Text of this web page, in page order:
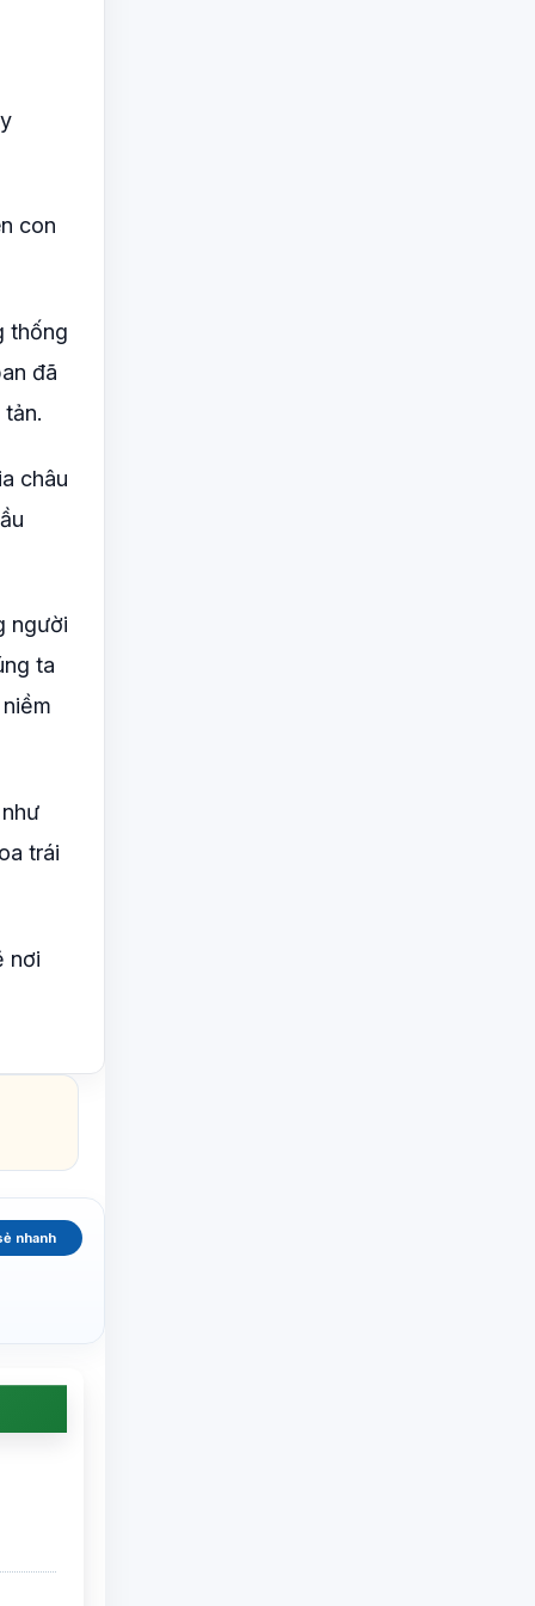
con
thống
đã
châu
người
ta
trái
nơi
nhanh